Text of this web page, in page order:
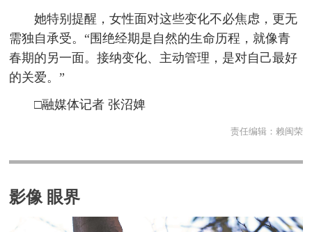
她特别提醒，女性面对这些变化不必焦虑，更无
需独自承受。“围绝经期是自然的生命历程，就像青
春期的另一面。接纳变化、主动管理，是对自己最好
的关爱。”
□融媒体记者 张沼婢
责任编辑： 赖闽荣
影像 眼界